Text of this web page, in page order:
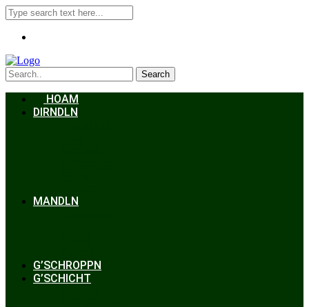
Search
HOAM
DIRNDLN
MANDLN
G’SCHROPPN
G’SCHICHT